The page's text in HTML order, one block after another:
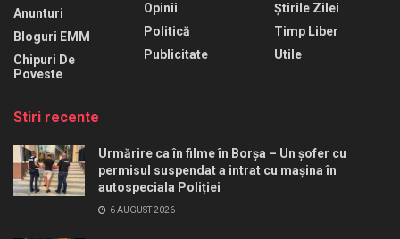
Anunturi
Bloguri EMM
Chipuri De
Poveste
Opinii
Politică
Publicitate
Știrile Zilei
Timp Liber
Utile
Stiri recente
Urmărire ca în filme în Borșa – Un șofer cu
permisul suspendat a intrat cu mașina în
autospeciala Poliției
6 AUGUST 2026